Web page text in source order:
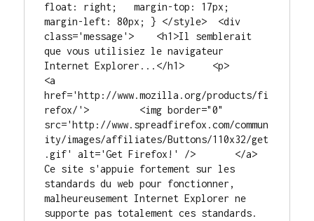
float: right; 	margin-top: 17px;
margin-left: 80px; } </style>  <div
class='message'>    <h1>Il semblerait
que vous utilisiez le navigateur
Internet Explorer...</h1>     <p>
<a
href='http://www.mozilla.org/products/fi
refox/'>         <img border="0"
src='http://www.spreadfirefox.com/commun
ity/images/affiliates/Buttons/110x32/get
.gif' alt='Get Firefox!' />       </a>
Ce site s'appuie fortement sur les
standards du web pour fonctionner,
malheureusement Internet Explorer ne
supporte pas totalement ces standards.